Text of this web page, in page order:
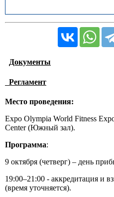
Документы
Регламент
Место проведения:
Expo Olympia World Fitness
Center (Южный зал).
Программа:
9 октября (четверг) – день
19:00–21:00 - аккредитация и
(время уточняется).